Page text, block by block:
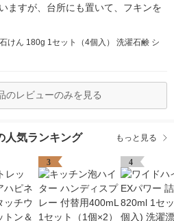
ますが、台所にも置いて、フキンを
けん 180g 1セット（4個入） 洗濯石鹸 シ
のレビューのみを見る
人気ランキング もっと見る
3 4